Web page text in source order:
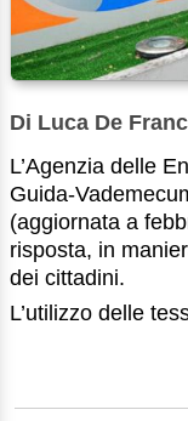
Di Luca De
L’Agenzia delle
Guida-
(aggiornata a
risposta, in
dei cittadini.
L’utilizzo delle